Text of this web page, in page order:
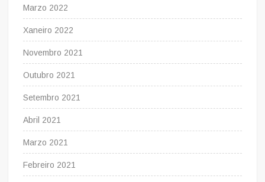
Marzo 2022
Xaneiro 2022
Novembro 2021
Outubro 2021
Setembro 2021
Abril 2021
Marzo 2021
Febreiro 2021